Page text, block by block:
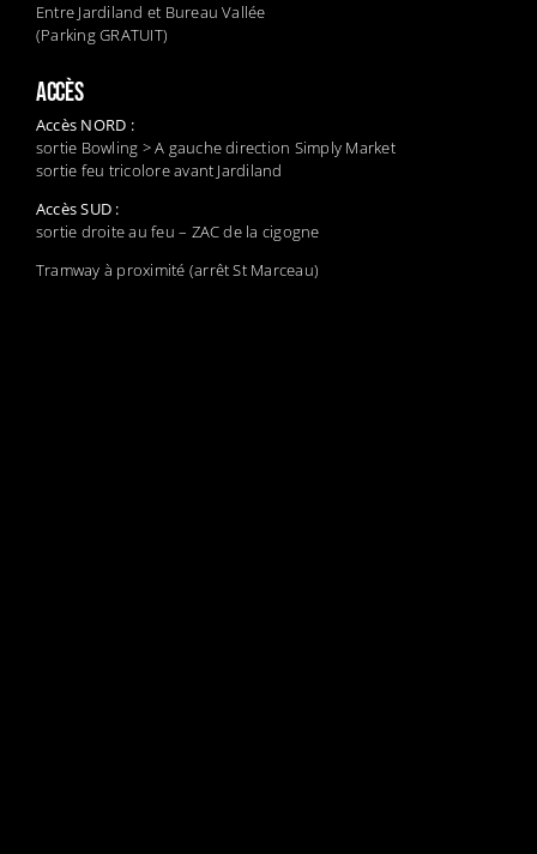
Entre Jardiland et Bureau Vallée
(Parking GRATUIT)
ACCÈS
Accès NORD :
sortie Bowling > A gauche direction Simply Market
sortie feu tricolore avant Jardiland
Accès SUD :
sortie droite au feu – ZAC de la cigogne
Tramway à proximité (arrêt St Marceau)